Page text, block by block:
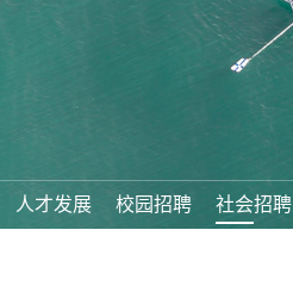
全国商务洽谈 158-2440-4429
人才发展 校园招聘 社会招聘